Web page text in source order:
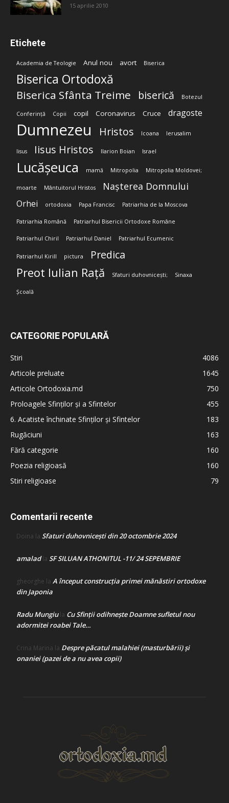
15 aprilie 2010
Etichete
Academia de Teologie Anul nou avort Biserica
Biserica Ortodoxă
Biserica Sfânta Treime biserică Botezul
Conferință Copii copil Coronavirus Cruce dragoste
Dumnezeu Hristos Icoana Ierusalim
Iisus Iisus Hristos Ilarion Boian Israel
Lucășeuca mamă Mitropolia Mitropolia Moldovei;
moarte Mântuitorul Hristos Nașterea Domnului
Orhei ortodoxia Papa Francisc Patriarhia de la Moscova
Patriarhia Română Patriarhul Bisericii Ortodoxe Române
Patriarhul Chiril Patriarhul Daniel Patriarhul Ecumenic
Patriarhul Kirill pictura Predica
Preot Iulian Rață Sfaturi duhovnicești; Sinaxa
Școală
CATEGORIE POPULARĂ
Stiri
4086
Articole preluate
1645
Articole Ortodoxia.md
750
Proloagele Sfinților și a Sfintelor
455
6. Acatiste închinate Sfinților și Sfintelor
183
Rugăciuni
163
Fără categorie
160
Poezia religioasă
160
Stiri religioase
79
Comentarii recente
Doina la Sfaturi duhovnicești din 20 octombrie 2024
amaladla SF SILUAN ATHONITUL -11/ 24 SEPEMBRIE
gheorghe la A început construcţia primei mănăstiri ortodoxe
din Japonia
Radu Mungiula Cu Sfinții odihnește Doamne sufletul nou
adormitei roabei Tale…
Crina Marina la Despre păcatul malahiei (masturbării) şi
onaniei (pazei de a nu avea copii)